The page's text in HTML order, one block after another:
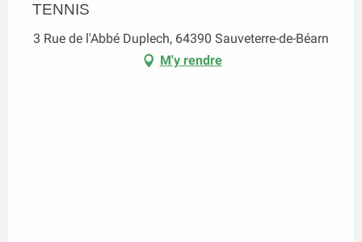
TENNIS
3 Rue de l'Abbé Duplech, 64390 Sauveterre-de-Béarn
M'y rendre